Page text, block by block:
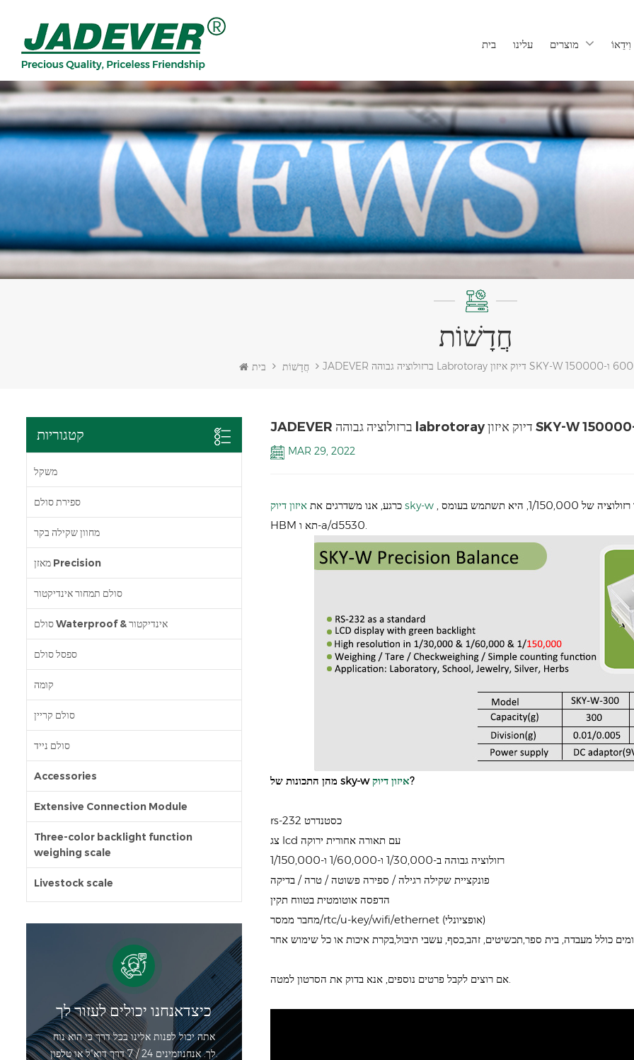
בית עלינו מוצרים וִידֵאוֹ
חֲדָשׁוֹת
בית חֲדָשׁוֹת
קטגוריות
משקל
ספירת סולם
מחוון שקילה בקר
מאזן Precision
סולם תמחור אינדיקטור
סולם Waterproof & אינדיקטור
ספסל סולם
קומה
סולם קריין
סולם נייד
Accessories
Extensive Connection Module
Three-color backlight function
weighing scale
Livestock scale
כיצדאנחנו יכולים לעזור לך
אתה יכול לפנות אלינו בכל דרך כי הוא נוח
לך. אנחנוזמינים 24 / 7 דרך דוא"ל או טלפון.
MAR 29, 2022
כרגע, אנו משדרגים אתאיזון דיוק sky-w, הרזולוציה יכולה להגיע ל-1/60,000 ו-1/150,000. במיוחד עבור רזולוציה של 1/150,000, היא תשתמש בעומס
HBM
תא ו-a/d5530.
מהן התכונות של sky-w איזון דיוק?
rs-232 כסטנדרט
צג lcd עם תאורה אחורית ירוקה
רזולוציה גבוהה ב-1/30,000 ו-1/60,000 ו-1/150,000
פונקציית שקילה רגילה / ספירה פשוטה / טרה / בדיקה
הדפסה אוטומטית בטווח תקין
מחבר ממסר/rtc/u-key/wifi/ethernet (אופציונלי)
כולל מעבדה, בית ספר,תכשיטים, זהב,כסף, עשבי תיבול,בקרת איכות או כל שימוש אחר
אם רוצים לקבל פרטים נוספים, אנא בדוק את הסרטון למטה.